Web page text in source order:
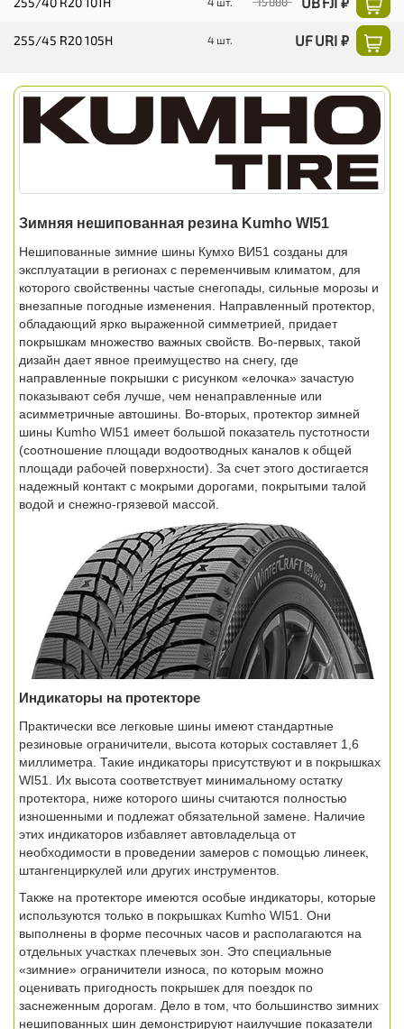
255/45 R20 105H 4 шт. UF URI ₽
Зимняя нешипованная резина Kumho WI51
Нешипованные зимние шины Кумхо ВИ51 созданы для
эксплуатации в регионах с переменчивым климатом, для
которого свойственны частые снегопады, сильные морозы и
внезапные погодные изменения. Направленный протектор,
обладающий ярко выраженной симметрией, придает
покрышкам множество важных свойств. Во-первых, такой
дизайн дает явное преимущество на снегу, где
направленные покрышки с рисунком «елочка» зачастую
показывают себя лучше, чем ненаправленные или
асимметричные автошины. Во-вторых, протектор зимней
шины Kumho WI51 имеет большой показатель пустотности
(соотношение площади водоотводных каналов к общей
площади рабочей поверхности). За счет этого достигается
надежный контакт с мокрыми дорогами, покрытыми талой
водой и снежно-грязевой массой.
Индикаторы на протекторе
Практически все легковые шины имеют стандартные
резиновые ограничители, высота которых составляет 1,6
миллиметра. Такие индикаторы присутствуют и в покрышках
WI51. Их высота соответствует минимальному остатку
протектора, ниже которого шины считаются полностью
изношенными и подлежат обязательной замене. Наличие
этих индикаторов избавляет автовладельца от
необходимости в проведении замеров с помощью линеек,
штангенциркулей или других инструментов.
Также на протекторе имеются особые индикаторы, которые
используются только в покрышках Kumho WI51. Они
выполнены в форме песочных часов и располагаются на
отдельных участках плечевых зон. Это специальные
«зимние» ограничители износа, по которым можно
оценивать пригодность покрышек для поездок по
заснеженным дорогам. Дело в том, что большинство зимних
нешипованных шин демонстрируют наилучшие показатели